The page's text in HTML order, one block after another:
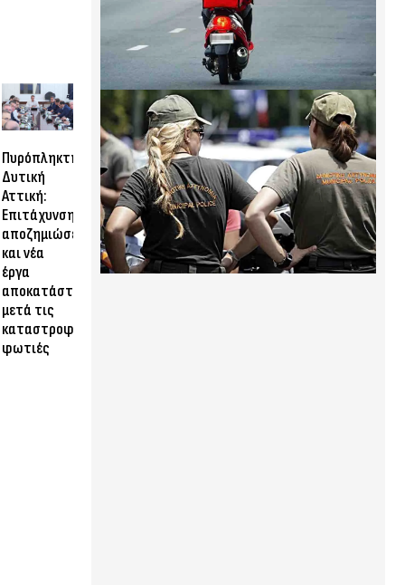
Πυρόπληκτη
Δυτική
Αττική:
Επιτάχυνση
αποζημιώσεων
και νέα
έργα
αποκατάστασης
μετά τις
καταστροφικές
φωτιές